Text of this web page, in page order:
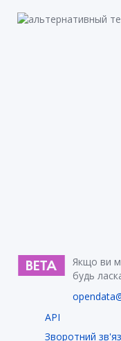
Якщо ви
будь
API
Зворотний